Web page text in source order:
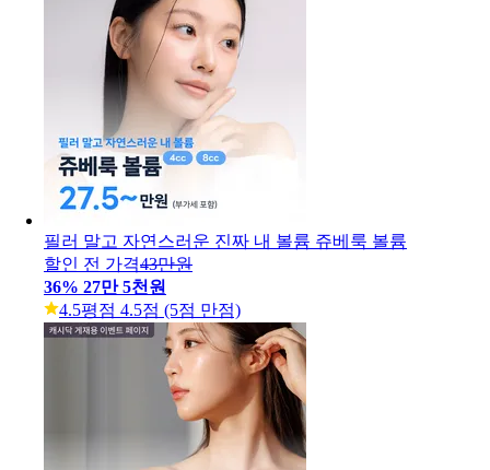
필러 말고 자연스러운 진짜 내 볼륨 쥬베룩 볼륨
할인 전 가격43만원
36% 27만 5천원
4.5평점 4.5점 (5점 만점)